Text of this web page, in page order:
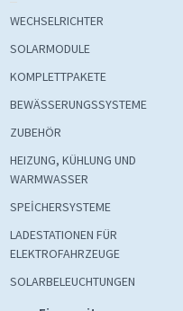
WECHSELRICHTER
SOLARMODULE
KOMPLETTPAKETE
BEWÄSSERUNGSSYSTEME
ZUBEHÖR
HEIZUNG, KÜHLUNG UND
WARMWASSER
SPEİCHERSYSTEME
LADESTATIONEN FÜR
ELEKTROFAHRZEUGE
SOLARBELEUCHTUNGEN